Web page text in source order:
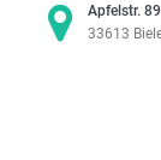
Apfelstr. 89
33613